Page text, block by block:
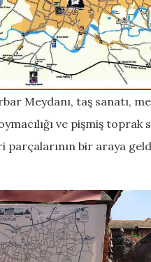
Meydanı, taş sanatı,
ve pişmiş toprak
parçalarının bir araya